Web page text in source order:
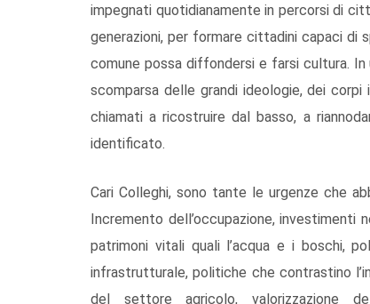
impegnati quotidianamente in percorsi di
generazioni, per formare cittadini capaci di
comune possa diffondersi e farsi cultura.
scomparsa delle grandi ideologie, dei
chiamati a ricostruire dal basso, a
identificato.
Cari Colleghi, sono tante le urgenze che
Incremento dell’occupazione, investimenti
patrimoni vitali quali l’acqua e i boschi,
infrastrutturale, politiche che contrastino
del settore agricolo, valorizzazione